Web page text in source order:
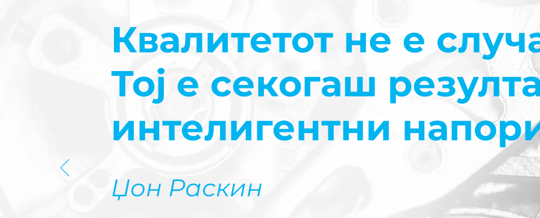
Квалитетот не е
Тој е секогаш
интелигентни
Џон Раскин